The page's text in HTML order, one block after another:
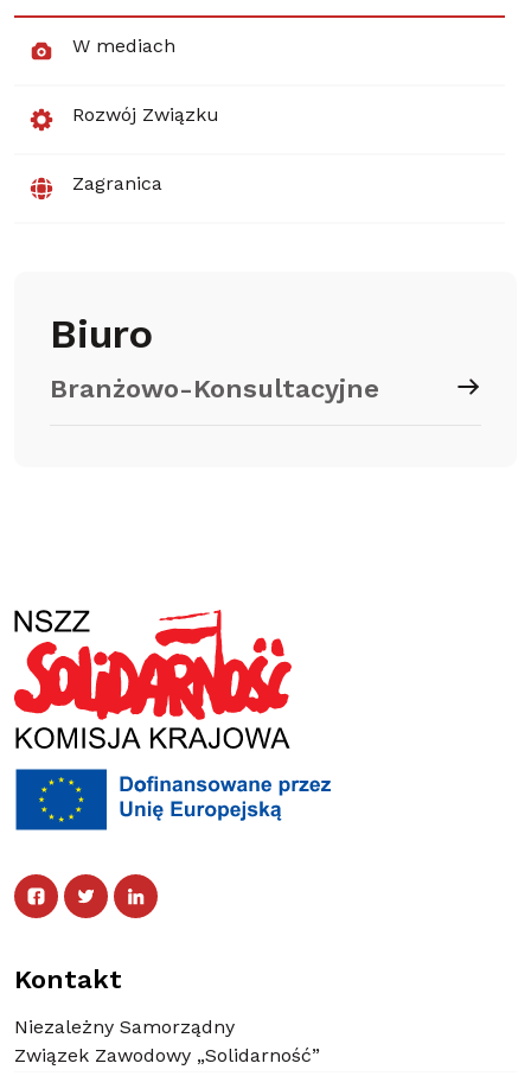
W mediach
Rozwój Związku
Zagranica
Biuro
Branżowo-Konsultacyjne
Facebook Facebook
TwitterTwitter
Linked In
Kontakt
Niezależny Samorządny
Związek Zawodowy „Solidarność”